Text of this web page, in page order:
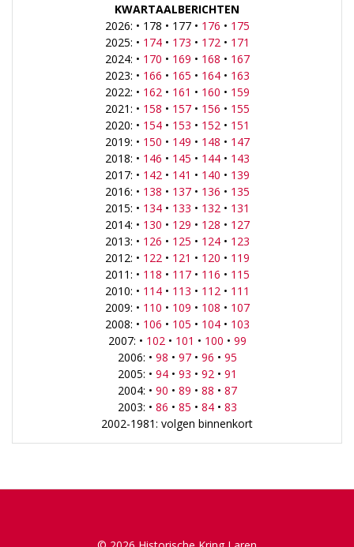
KWARTAALBERICHTEN
2026: • 178 • 177 • 176 • 175
2025: • 174• 173 • 172 • 171
2024: • 170 • 169 • 168 • 167
2023: • 166 • 165 • 164• 163
2022: • 162 • 161 • 160 • 159
2021: • 158 • 157• 156 • 155
2020: • 154• 153 • 152 • 151
2019: • 150 • 149 • 148 • 147
2018: • 146 • 145 • 144• 143
2017: • 142 • 141 • 140 • 139
2016: • 138 • 137• 136 • 135
2015: • 134• 133 • 132 • 131
2014: • 130 • 129 • 128 • 127
2013: • 126 • 125 • 124• 123
2012: • 122 • 121 • 120 • 119
2011: • 118 • 117• 116 • 115
2010: • 114• 113 • 112 • 111
2009: • 110 • 109 • 108 • 107
2008: • 106 • 105 • 104• 103
2007: • 102 • 101 • 100 • 99
2006: • 98 • 97• 96 • 95
2005: • 94• 93 • 92 • 91
2004: • 90 • 89 • 88 • 87
2003: • 86 • 85 • 84• 83
2002-1981: volgen binnenkort